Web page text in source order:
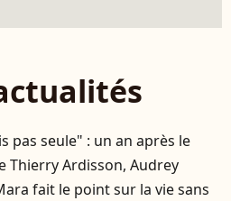
pas seule" : un an après le
Thierry Ardisson, Audrey
fait le point sur la vie sans